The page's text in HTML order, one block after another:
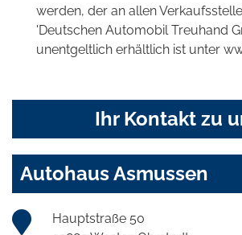
werden, der an allen
'Deutschen Automobil Treuhand
unentgeltlich erhältlich ist unter
Ihr Kontakt zu
Autohaus Asmussen
Hauptstraße 50